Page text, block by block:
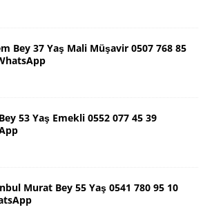
Bey 37 Yaş Mali Müşavir 0507 768 85
53 Yaş Emekli 0552 077 45 39
Murat Bey 55 Yaş 0541 780 95 10